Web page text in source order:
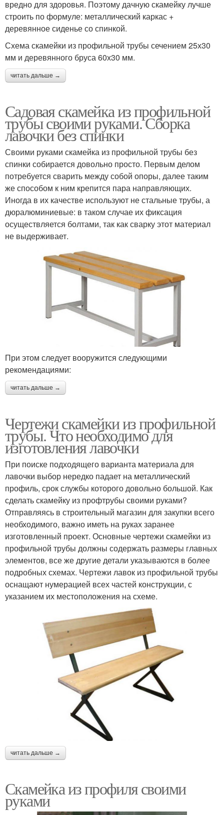
вредно для здоровья. Поэтому дачную скамейку лучше
строить по формуле: металлический каркас +
деревянное сиденье со спинкой.
Схема скамейки из профильной трубы сечением 25х30
мм и деревянного бруса 60х30 мм.
читать дальше →
Садовая скамейка из профильной
трубы своими руками. Сборка
лавочки без спинки
Своими руками скамейка из профильной трубы без
спинки собирается довольно просто. Первым делом
потребуется сварить между собой опоры, далее таким
же способом к ним крепится пара направляющих.
Иногда в их качестве используют не стальные трубы, а
дюралюминиевые: в таком случае их фиксация
осуществляется болтами, так как сварку этот материал
не выдерживает.
При этом следует вооружится следующими
рекомендациями:
читать дальше →
Чертежи скамейки из профильной
трубы. Что необходимо для
изготовления лавочки
При поиске подходящего варианта материала для
лавочки выбор нередко падает на металлический
профиль, срок службы которого довольно большой. Как
сделать скамейку из профтрубы своими руками?
Отправляясь в строительный магазин для закупки всего
необходимого, важно иметь на руках заранее
изготовленный проект. Основные чертежи скамейки из
профильной трубы должны содержать размеры главных
элементов, все же другие детали указываются в более
подробных схемах. Чертежи лавок из профильной трубы
оснащают нумерацией всех частей конструкции, с
указанием их местоположения на схеме.
читать дальше →
Скамейка из профиля своими
руками